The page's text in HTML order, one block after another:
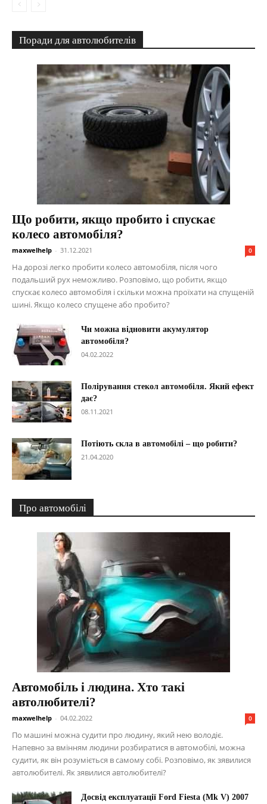
Поради для автолюбителів
Що робити, якщо пробито і спускає
колесо автомобіля?
maxwelhelp - 31.12.2021 0
На дорозі легко пробити колесо автомобіля, після чого
подальший рух неможливо. Розповімо, що робити, якщо
спускає колесо автомобіля і скільки можна проїхати на спущеній
шині. Якщо колесо спущене або пробито?
Чи можна відновити акумулятор
автомобіля?
04.02.2022
Полірування стекол автомобіля. Який ефект
дає?
08.11.2021
Потіють скла в автомобілі – що робити?
21.04.2020
Про автомобілі
Автомобіль і людина. Хто такі
автолюбителі?
maxwelhelp - 04.02.2022 0
По машині можна судити про людину, який нею володіє.
Напевно за вмінням людини розбиратися в автомобілі, можна
судити, як він розуміється в самому собі. Розповімо, як зявилися
автолюбителі. Як зявилися автолюбителі?
Досвід експлуатації Ford Fiesta (Mk V) 2007